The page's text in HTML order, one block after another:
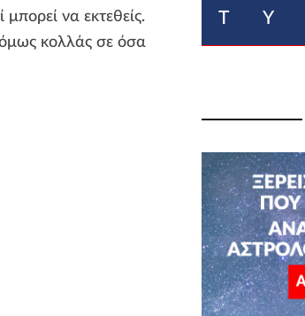
να εκτεθείς.
κολλάς σε όσα
Τ Υ